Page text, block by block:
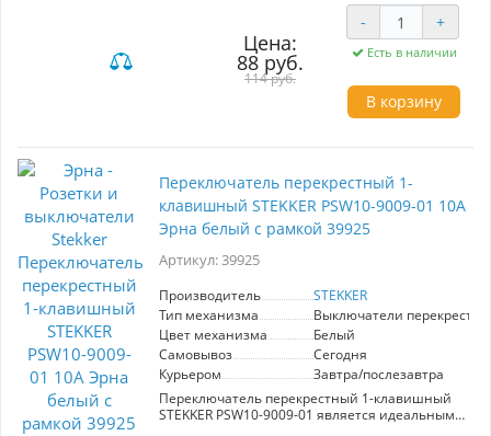
39926. Изготавливается из качественных
материалов: PP и ABS пластик, а также латунь,
что гарантирует долговечность и надежность
в эксплуатации. Компактные размеры
84*84*35 мм делают его удобным для
установки в ограниченных пространствах.
Скрытый тип монтажа обеспечивает
аккуратный внешний вид. Номинальное
соответствует требованиям безопасности.
использование в помещении. Переключатель
STEKKER сочетает функциональность и
эстетику, добавляя стиль в любое
пространство.
Цена:
88 руб.
114 руб.
- +
Есть в наличии
В корзину
Переключатель перекрестный 1-
клавишный STEKKER PSW10-9009-01 10А
Эрна белый с рамкой 39925
Артикул: 39925
Производитель
STEKKER
Тип механизма
Выключатели
Цвет механизма
Белый
Самовывоз
Сегодня
Курьером
Завтра/послезавтра
Переключатель перекрестный 1-клавишный
STEKKER PSW10-9009-01 является идеальным